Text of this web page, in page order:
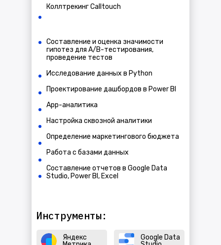
Яндекс
Google Data
Составление и оценка значимости
гипотез для A/В-тестирования,
проведение тестов
Исследование данных в Python
Проектирование дашбордов в Power BI
App-аналитика
Настройка сквозной аналитики
Определение маркетингового бюджета
Работа с базами данных
Составление отчетов в Google Data
Studio, Power BI, Excel
Коллтрекинг Calltouch
Инструменты: